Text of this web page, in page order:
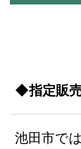
◆指定販
池田市で